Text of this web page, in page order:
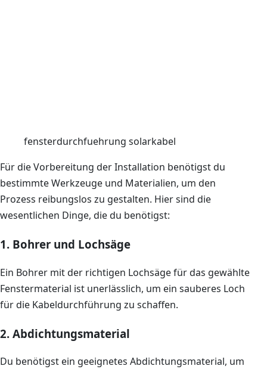
fensterdurchfuehrung solarkabel
Für die Vorbereitung der Installation benötigst du
bestimmte Werkzeuge und Materialien, um den
Prozess reibungslos zu gestalten. Hier sind die
wesentlichen Dinge, die du benötigst:
1. Bohrer und Lochsäge
Ein Bohrer mit der richtigen Lochsäge für das gewählte
Fenstermaterial ist unerlässlich, um ein sauberes Loch
für die Kabeldurchführung zu schaffen.
2. Abdichtungsmaterial
Du benötigst ein geeignetes Abdichtungsmaterial, um